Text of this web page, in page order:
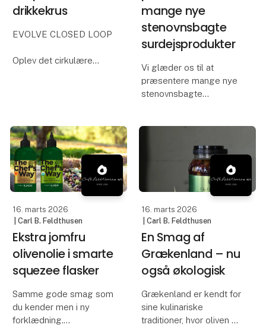
drikkekrus
EVOLVE CLOSED LOOP
Oplev det cirkulære
præsenterer vi offentligt
Evolve Closed Loop -
den komplette cirkulære
l
mange nye
stenovnsbagte
surdejsprodukter
Vi glæder os til at
præsentere mange nye
stenovnsbagte
bake-off og brød –
udviklet med fokus på
høj kvalitet, smag og
løsninger, der f
16. marts 2026
| Carl B. Feldthusen
Ekstra jomfru
olivenolie i smarte
squezee flasker
Samme gode smag som
du kender men i ny
forklædning.
16. marts 2026
| Carl B. Feldthusen
En Smag af
Grækenland – nu
også økologisk
Grækenland er kendt for
sine kulinariske
traditioner, hvor oliven er